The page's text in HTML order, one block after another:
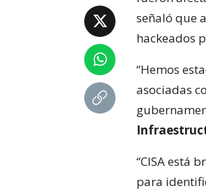
señaló que
hackeados
“Hemos
asociadas
“CISA está
para